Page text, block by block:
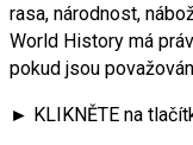
rasa, národnost,
World History má
pokud jsou
► KLIKNĚTE na